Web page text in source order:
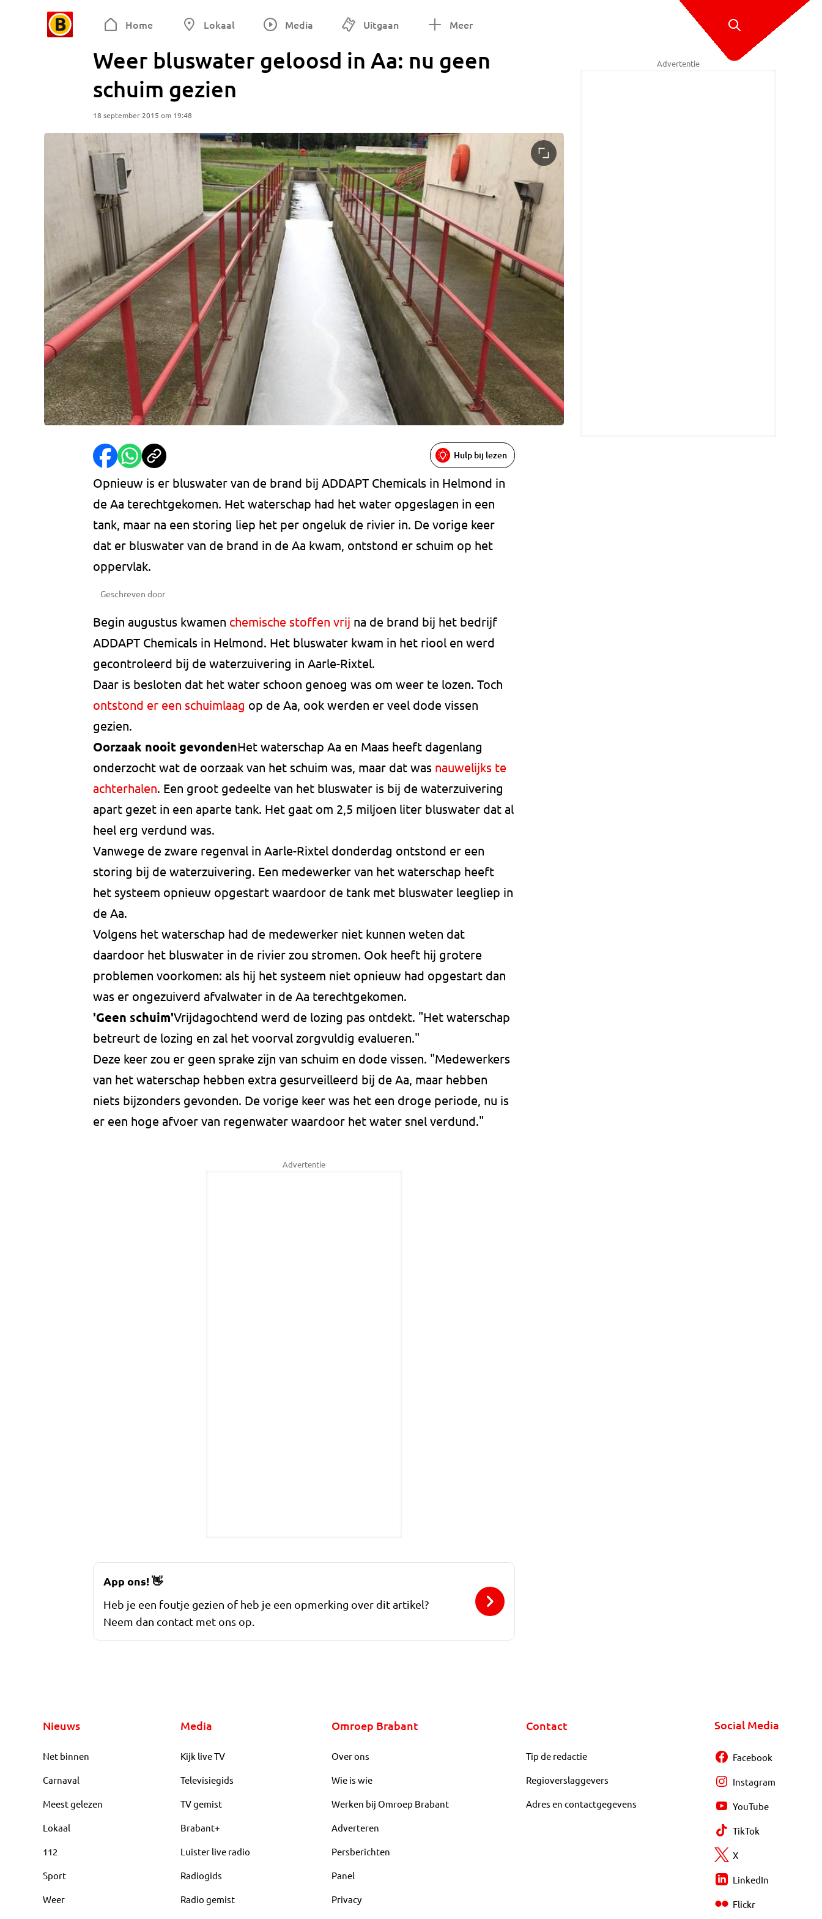
Home Lokaal Media Uitgaan Meer
Weer bluswater geloosd in Aa: nu geen
schuim gezien
18 september 2015 om 19:48
Hulp bij lezen
Opnieuw is er bluswater van de brand bij ADDAPT Chemicals in Helmond in
de Aa terechtgekomen. Het waterschap had het water opgeslagen in een
tank, maar na een storing liep het per ongeluk de rivier in. De vorige keer
dat er bluswater van de brand in de Aa kwam, ontstond er schuim op het
oppervlak.
Geschreven door
Begin augustus kwamen chemische stoffen vrij na de brand bij het bedrijf
ADDAPT Chemicals in Helmond. Het bluswater kwam in het riool en werd
gecontroleerd bij de waterzuivering in Aarle-Rixtel.
Daar is besloten dat het water schoon genoeg was om weer te lozen. Toch
ontstond er een schuimlaag op de Aa, ook werden er veel dode vissen
gezien.
Oorzaak nooit gevondenHet waterschap Aa en Maas heeft dagenlang
onderzocht wat de oorzaak van het schuim was, maar dat was nauwelijks te
achterhalen. Een groot gedeelte van het bluswater is bij de waterzuivering
apart gezet in een aparte tank. Het gaat om 2,5 miljoen liter bluswater dat al
heel erg verdund was.
Vanwege de zware regenval in Aarle-Rixtel donderdag ontstond er een
storing bij de waterzuivering. Een medewerker van het waterschap heeft
het systeem opnieuw opgestart waardoor de tank met bluswater leegliep in
de Aa.
Volgens het waterschap had de medewerker niet kunnen weten dat
daardoor het bluswater in de rivier zou stromen. Ook heeft hij grotere
problemen voorkomen: als hij het systeem niet opnieuw had opgestart dan
was er ongezuiverd afvalwater in de Aa terechtgekomen.
'Geen schuim'Vrijdagochtend werd de lozing pas ontdekt. "Het waterschap
betreurt de lozing en zal het voorval zorgvuldig evalueren."
Deze keer zou er geen sprake zijn van schuim en dode vissen. "Medewerkers
van het waterschap hebben extra gesurveilleerd bij de Aa, maar hebben
niets bijzonders gevonden. De vorige keer was het een droge periode, nu is
er een hoge afvoer van regenwater waardoor het water snel verdund."
Advertentie
Advertentie
App ons!👋
Heb je een foutje gezien of heb je een opmerking over dit artikel?
Neem dan contact met ons op.
Nieuws
Net binnen
Carnaval
Meest gelezen
Lokaal
112
Sport
Weer
Media
Kijk live TV
Televisiegids
TV gemist
Brabant+
Luister live radio
Radiogids
Radio gemist
Omroep Brabant
Over ons
Wie is wie
Werken bij Omroep Brabant
Adverteren
Persberichten
Panel
Privacy
Contact
Tip de redactie
Regioverslaggevers
Adres en contactgegevens
Social Media
Facebook
Instagram
YouTube
TikTok
X
LinkedIn
Flickr